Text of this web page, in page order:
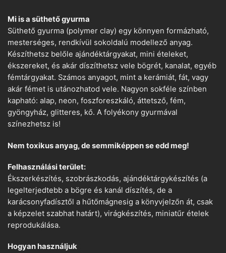
Mi is a süthető gyurma
Süthető gyurma (polymer clay) egy könnyen formázható,
mesterséges, rendkívül sokoldalú modellező anyag.
Készíthetsz belőle ajándéktárgyakat, mini ételeket,
ékszereket, és akár díszíthetsz vele bögrét, kanalat, egyéb
fémtárgyakat. Számos anyagot, mint a kerámiát, fát, vagy
akár fémet is utánozhatod vele. Nagyon sokféle színben
kapható: alap, neon, foszforeszkáló, áttetsző, fém,
gyöngyház, glitteres, kő. A folyékony gyurmával
színezhetsz is!
Nem toxikus anyag, de semmiképpen se edd meg!
Felhasználási terület:
Ékszerkészítés, szobrászkodás, ajándéktárgykészítés (a
legelterjedtebb a bögre és kanál díszítés, de a
karácsonyfadísztől a hűtőmágnesig a könyvjelzőn át, csak
a képzelet szabhat határt), virágkészítés, miniatűr ételek
reprodukálása.
Hogyan használjuk